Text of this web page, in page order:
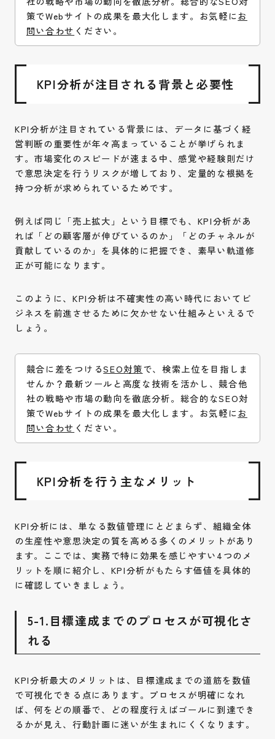
策でWebサイトの成果を最大化します。お気軽にお
問い合わせ ください。
KPI分析が注目される背景と必要性
KPI分析が注目されている背景には、データに基づく経
営判断の重要性が年々高まっていることが挙げられま
す。市場変化のスピードが速まる中、感覚や経験則だけ
で意思決定を行うリスクが増しており、定量的な根拠を
持つ分析が求められているためです。
例えば同じ「売上拡大」という目標でも、KPI分析があ
れば「どの顧客層が伸びているのか」「どのチャネルが
貢献しているのか」を具体的に把握でき、素早い軌道修
正が可能になります。
このように、KPI分析は不確実性の高い時代においてビ
ジネスを前進させるために欠かせない仕組みといえるで
しょう。
競合に差をつけるSEO対策で、検索上位を目指しま
せんか？最新ツールと高度な技術を活かし、競合他
社の戦略や市場の動向を徹底分析。総合的なSEO対
策でWebサイトの成果を最大化します。お気軽にお
問い合わせ ください。
KPI分析を行う主なメリット
KPI分析には、単なる数値管理にとどまらず、組織全体
の生産性や意思決定の質を高める多くのメリットがあり
ます。ここでは、実務で特に効果を感じやすい4つのメ
リットを順に紹介し、KPI分析がもたらす価値を具体的
に確認していきましょう。
5-1.目標達成までのプロセスが可視化さ
れる
KPI分析最大のメリットは、目標達成までの道筋を数値
で可視化できる点にあります。プロセスが明確になれ
ば、何をどの順番で、どの程度行えばゴールに到達でき
るかが見え、行動計画に迷いが生まれにくくなります。